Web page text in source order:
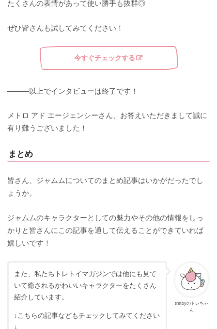
たくさんの表情があって使い勝手も抜群◎
ぜひ皆さんも試してみてください！
今すぐチェックする
———以上でインタビューは終了です！
メトロ アド エージェンシーさん、お答えいただきまして誠に
有り難うございました！
まとめ
皆さん、ジャムムについてのまとめ記事はいかがだったでし
ょうか。
ジャムムのキャラクターとしての魅力やその他の情報をしっ
かりと皆さんにこの記事を通して伝えることができていれば
嬉しいです！
tretoyのトレちゃ
ん
また、私たちトレトイマガジンでは他にも見て
いて癒されるかわいいキャラクターをたくさん
紹介しています。
↓こちらの記事などもチェックしてみてください
↓